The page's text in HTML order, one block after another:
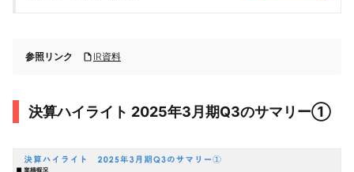
参照リンク IR資料
決算ハイライト 2025年3月期Q3のサマリー①